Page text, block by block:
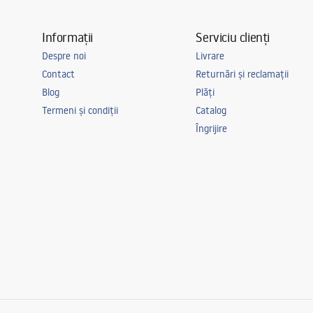
Informații
Despre noi
Contact
Blog
Termeni și condiții
Serviciu clienți
Livrare
Returnări și reclamații
Plăți
Catalog
Îngrijire